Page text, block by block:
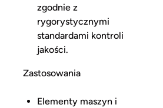
zgodnie z
rygorystycznymi
standardami kontroli
jakości.
Zastosowania
Elementy maszyn i